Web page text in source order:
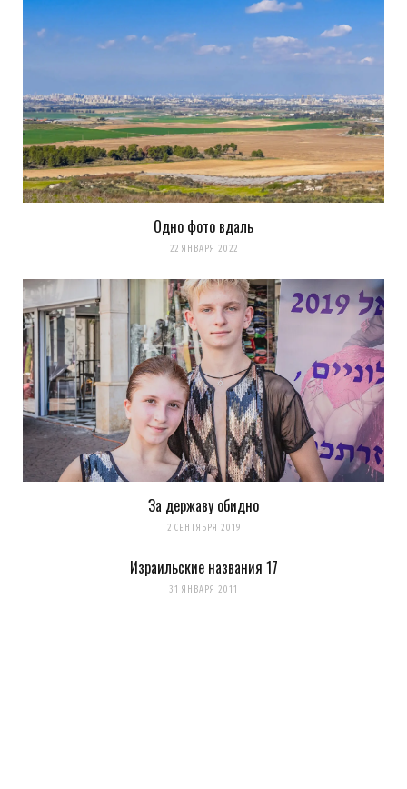
Одно фото вдаль
22 ЯНВАРЯ 2022
За державу обидно
2 СЕНТЯБРЯ 2019
Израильские названия 17
31 ЯНВАРЯ 2011